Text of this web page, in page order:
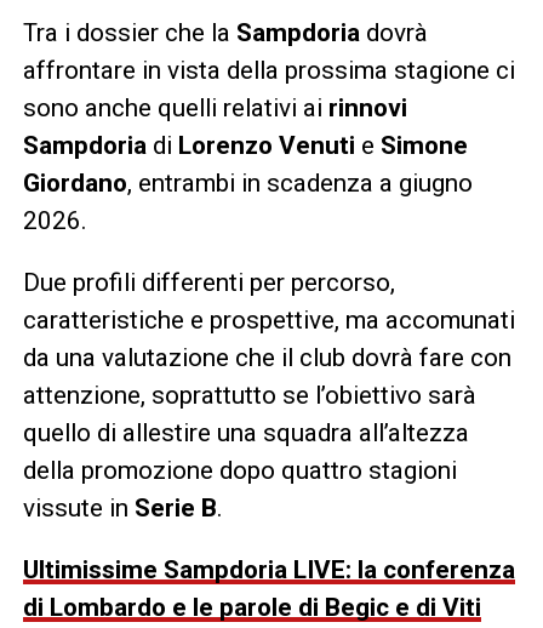
Tra i dossier che la Sampdoria dovrà
affrontare in vista della prossima stagione ci
sono anche quelli relativi ai rinnovi
Sampdoria di Lorenzo Venuti e Simone
Giordano, entrambi in scadenza a giugno
2026.
Due profili differenti per percorso,
caratteristiche e prospettive, ma accomunati
da una valutazione che il club dovrà fare con
attenzione, soprattutto se l’obiettivo sarà
quello di allestire una squadra all’altezza
della promozione dopo quattro stagioni
vissute in Serie B.
Ultimissime Sampdoria LIVE: la conferenza
di Lombardo e le parole di Begic e di Viti